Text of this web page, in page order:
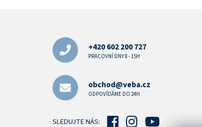
+420 602 200 727
PRACOVNÍ DNY 8 - 15H
obchod@veba.cz
ODPOVÍDÁME DO 24H
SLEDUJTE NÁS: